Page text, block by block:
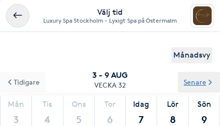
Välj tid
Luxury Spa Stockholm - Lyxigt Spa på Östermalm
Månadsvy
3 - 9 AUG
VECKA 32
Mån
3
Tis
4
Ons
5
Tor
6
Idag
7
Lör
8
Sön
9
Tidigare Senare